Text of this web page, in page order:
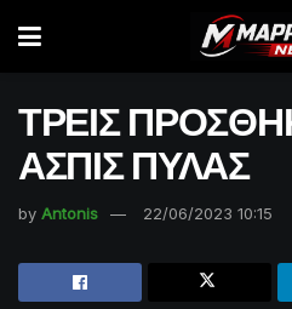
ΤΡΕΙΣ
ΑΣΠΙΣ ΠΥΛΑΣ
by Antonis 22/06/2023 10:15